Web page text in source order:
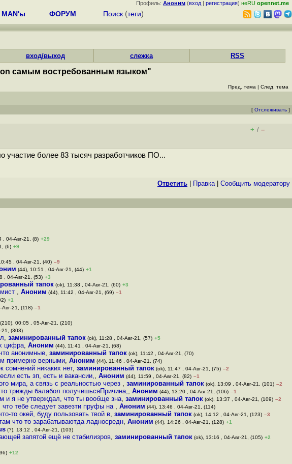
Профиль: Аноним (вход | регистрация) неRU opennet.me
MAN'ы ФОРУМ Поиск (теги)
вход/выход слежка RSS
самым востребованным языком"
Пред. тема | След. тема
[ Отслеживать ]
+ / –
участие более 83 тысяч разработчиков ПО...
Ответить Правка| Cообщить модератору
, 04-Авг-21, (8) +29
(6) +9
, 04-Авг-21, (40) –9
(44), 10:51 , 04-Авг-21, (44) +1
, 04-Авг-21, (53) +3
тапок (ok), 11:38 , 04-Авг-21, (60) +3
, Аноним (44), 11:42 , 04-Авг-21, (69) –1
+1
21, (118) –1
(210), 00:05 , 05-Авг-21, (210)
21, (303)
, заминированный тапок (ok), 11:28 , 04-Авг-21, (57) +5
цифра, Аноним (44), 11:41 , 04-Авг-21, (68)
анонимные, заминированный тапок (ok), 11:42 , 04-Авг-21, (70)
примерно верными, Аноним (44), 11:46 , 04-Авг-21, (74)
сомнений никаких нет, заминированный тапок (ok), 11:47 , 04-Авг-21, (75) –2
есть зп, есть и вакансии,, Аноним (44), 11:59 , 04-Авг-21, (82) –1
мира, а связь с реальностью через , заминированный тапок (ok), 13:09 , 04-Авг-21, (101) –2
трижды балабол получишьсяПричина,, Аноним (44), 13:20 , 04-Авг-21, (106) –1
и я не утверждал, что ты вообще зна, заминированный тапок (ok), 13:37 , 04-Авг-21, (109) –2
тебе следует завезти пруфы на , Аноним (44), 13:46 , 04-Авг-21, (114)
то окей, буду пользовать твой в, заминированный тапок (ok), 14:12 , 04-Авг-21, (123) –3
что то зарабатываютда ладносредн, Аноним (44), 14:26 , 04-Авг-21, (128) +1
(?), 13:12 , 04-Авг-21, (103)
запятой ещё не стабилизров, заминированный тапок (ok), 13:16 , 04-Авг-21, (105) +2
+12